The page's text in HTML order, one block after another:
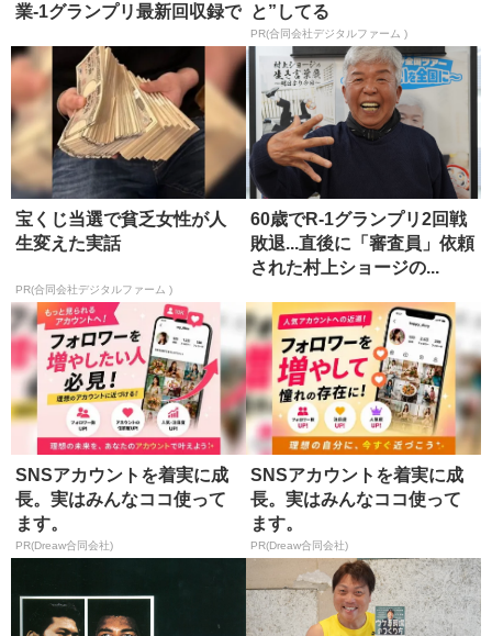
業-1グランプリ最新回収録で と”してる
PR(合同会社デジタルファーム )
宝くじ当選で貧乏女性が人
生変えた実話
PR(合同会社デジタルファーム )
60歳でR-1グランプリ2回戦
敗退...直後に「審査員」依頼
された村上ショージの...
SNSアカウントを着実に成
長。実はみんなココ使って
ます。
PR(Dreaw合同会社)
SNSアカウントを着実に成
長。実はみんなココ使って
ます。
PR(Dreaw合同会社)